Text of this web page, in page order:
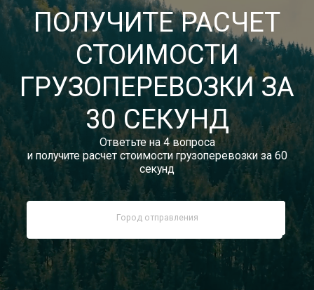
8 (800) 533-86-05
Звонок по России бесплатный
autotransport24@yandex.ru
Заказать звонок
Тарифы
Отзывы
Статьи
Новости
Документы
Контакты
ПОЛУЧИТЕ РАСЧЕТ
СТОИМОСТИ
ГРУЗОПЕРЕВОЗКИ ЗА
30 СЕКУНД
Ответьте на 4 вопроса
и получите расчет стоимости грузоперевозки за 60
секунд